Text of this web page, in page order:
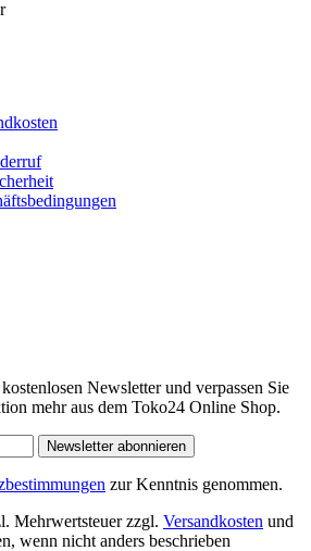
Newsletter und verpassen Sie
mehr aus dem Toko24 Online Shop.
Newsletter abonnieren
zur Kenntnis genommen.
Mehrwertsteuer zzgl. Versandkosten und
wenn nicht anders beschrieben